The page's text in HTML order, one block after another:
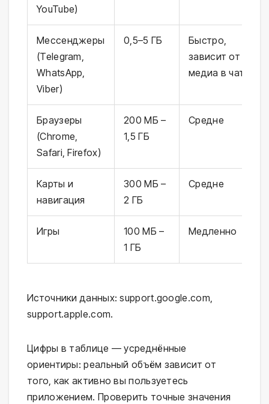
YouTube)
Мессенджеры
(Telegram,
WhatsApp,
Viber)
0,5–5 ГБ
Быстро,
зависит от
медиа в чатах
Браузеры
(Chrome,
Safari, Firefox)
200 МБ –
1,5 ГБ
Средне
Карты и
навигация
300 МБ –
2 ГБ
Средне
Игры
100 МБ –
1 ГБ
Медленно
Источники данных: support.google.com,
support.apple.com.
Цифры в таблице — усреднённые
ориентиры: реальный объём зависит от
того, как активно вы пользуетесь
приложением. Проверить точные значения